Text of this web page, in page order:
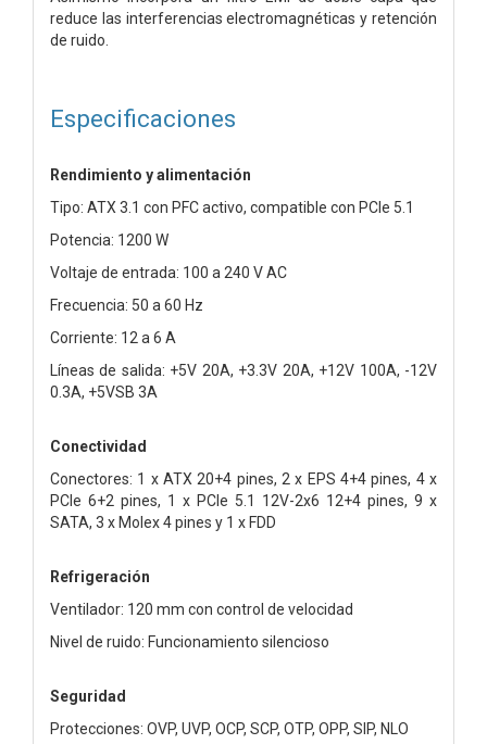
reduce las interferencias electromagnéticas y retención
de ruido.
Especificaciones
Rendimiento y alimentación
Tipo: ATX 3.1 con PFC activo, compatible con PCIe 5.1
Potencia: 1200 W
Voltaje de entrada: 100 a 240 V AC
Frecuencia: 50 a 60 Hz
Corriente: 12 a 6 A
Líneas de salida: +5V 20A, +3.3V 20A, +12V 100A, -12V
0.3A, +5VSB 3A
Conectividad
Conectores: 1 x ATX 20+4 pines, 2 x EPS 4+4 pines, 4 x
PCIe 6+2 pines, 1 x PCIe 5.1 12V-2x6 12+4 pines, 9 x
SATA, 3 x Molex 4 pines y 1 x FDD
Refrigeración
Ventilador: 120 mm con control de velocidad
Nivel de ruido: Funcionamiento silencioso
Seguridad
Protecciones: OVP, UVP, OCP, SCP, OTP, OPP, SIP, NLO